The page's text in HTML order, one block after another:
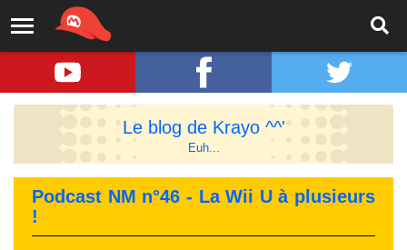
Le blog de Krayo ^^'
Euh...
Podcast NM n°46 - La Wii U à plusieurs
!